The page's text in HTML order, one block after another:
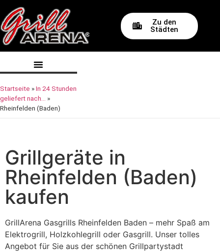
Zu den
Städten
Startseite »In 24 Stunden
geliefert nach…
»
Rheinfelden (Baden)
Grillgeräte in
Rheinfelden (Baden)
kaufen
GrillArena Gasgrills Rheinfelden Baden – mehr Spaß am
Elektrogrill, Holzkohlegrill oder Gasgrill. Unser tolles
Angebot für Sie aus der schönen Grillpartystadt